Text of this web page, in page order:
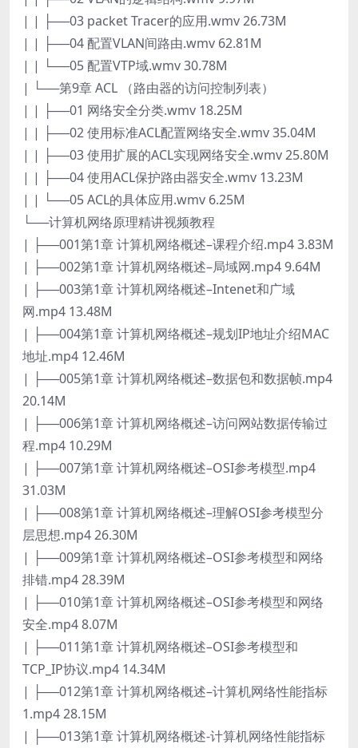
| | ├──03 packet Tracer的应用.wmv 26.73M
| | ├──04 配置VLAN间路由.wmv 62.81M
| | └──05 配置VTP域.wmv 30.78M
| └──第9章 ACL （路由器的访问控制列表）
| | ├──01 网络安全分类.wmv 18.25M
| | ├──02 使用标准ACL配置网络安全.wmv 35.04M
| | ├──03 使用扩展的ACL实现网络安全.wmv 25.80M
| | ├──04 使用ACL保护路由器安全.wmv 13.23M
| | └──05 ACL的具体应用.wmv 6.25M
└──计算机网络原理精讲视频教程
| ├──001第1章 计算机网络概述–课程介绍.mp4 3.83M
| ├──002第1章 计算机网络概述–局域网.mp4 9.64M
| ├──003第1章 计算机网络概述–Intenet和广域
网.mp4 13.48M
| ├──004第1章 计算机网络概述–规划IP地址介绍MAC
地址.mp4 12.46M
| ├──005第1章 计算机网络概述–数据包和数据帧.mp4
20.14M
| ├──006第1章 计算机网络概述–访问网站数据传输过
程.mp4 10.29M
| ├──007第1章 计算机网络概述–OSI参考模型.mp4
31.03M
| ├──008第1章 计算机网络概述–理解OSI参考模型分
层思想.mp4 26.30M
| ├──009第1章 计算机网络概述–OSI参考模型和网络
排错.mp4 28.39M
| ├──010第1章 计算机网络概述–OSI参考模型和网络
安全.mp4 8.07M
| ├──011第1章 计算机网络概述–OSI参考模型和
TCP_IP协议.mp4 14.34M
| ├──012第1章 计算机网络概述–计算机网络性能指标
1.mp4 28.15M
| ├──013第1章 计算机网络概述-计算机网络性能指标